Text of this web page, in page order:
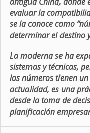
evaluar la
se la conoce como
determinar el destino
La moderna se ha
sistemas y técnicas,
los números tienen
actualidad, es una
desde la toma de
planificación